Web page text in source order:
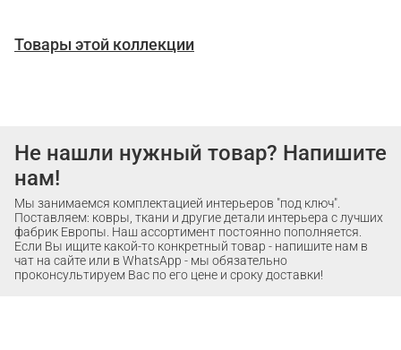
Товары этой коллекции
Не нашли нужный товар? Напишите
нам!
Мы занимаемся комплектацией интерьеров "под ключ".
Поставляем: ковры, ткани и другие детали интерьера с лучших
фабрик Европы. Наш ассортимент постоянно пополняется.
Если Вы ищите какой-то конкретный товар - напишите нам в
чат на сайте или в WhatsApp - мы обязательно
проконсультируем Вас по его цене и сроку доставки!